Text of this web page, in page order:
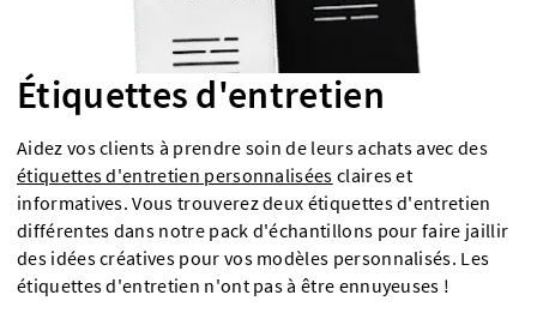
Étiquettes d'entretien
Aidez vos clients à prendre soin de leurs achats avec des
étiquettes d'entretien personnalisées claires et
informatives. Vous trouverez deux étiquettes d'entretien
différentes dans notre pack d'échantillons pour faire jaillir
des idées créatives pour vos modèles personnalisés. Les
étiquettes d'entretien n'ont pas à être ennuyeuses !